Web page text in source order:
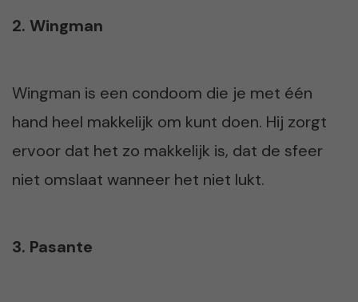
2. Wingman
Wingman is een condoom die je met één
hand heel makkelijk om kunt doen. Hij zorgt
ervoor dat het zo makkelijk is, dat de sfeer
niet omslaat wanneer het niet lukt.
3. Pasante